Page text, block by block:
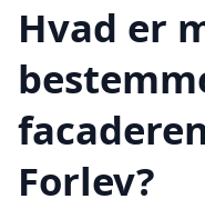
Hvad er
Forlev?